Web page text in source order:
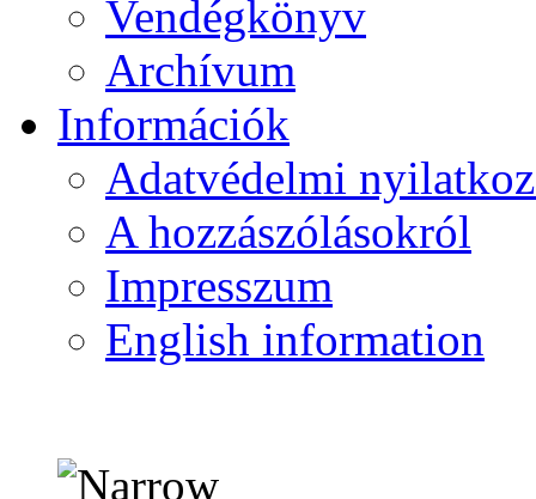
Vendégkönyv
Archívum
Információk
Adatvédelmi
A hozzászólásokról
Impresszum
English information